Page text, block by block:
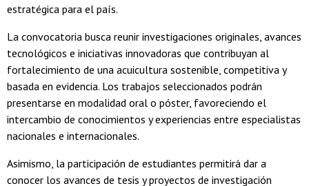
estratégica para el país.
La convocatoria busca reunir investigaciones originales, avances
tecnológicos e iniciativas innovadoras que contribuyan al
fortalecimiento de una acuicultura sostenible, competitiva y
basada en evidencia. Los trabajos seleccionados podrán
presentarse en modalidad oral o póster, favoreciendo el
intercambio de conocimientos y experiencias entre especialistas
nacionales e internacionales.
Asimismo, la participación de estudiantes permitirá dar a
conocer los avances de tesis y proyectos de investigación